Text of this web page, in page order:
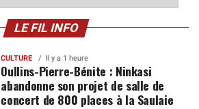
LE FIL INFO
CULTURE Il y a 1 heure
Oullins-Pierre-Bénite : Ninkasi
abandonne son projet de salle de
concert de 800 places à la Saulaie